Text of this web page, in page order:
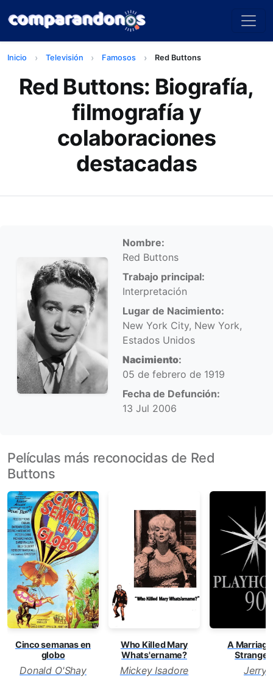
Inicio Televisión Famosos Red Buttons
Red Buttons: Biografía,
filmografía y
colaboraciones
destacadas
Información personal
Nombre:
Red Buttons
Trabajo principal:
Interpretación
Lugar de Nacimiento:
New York City, New York,
Estados Unidos
Nacimiento:
05 de febrero de 1919
Fecha de Defunción:
13 Jul 2006
Películas más reconocidas de Red
Buttons
Cinco semanas en
globo
Donald O'Shay
Who Killed Mary
Whats'ername?
Mickey Isadore
A
Jerry